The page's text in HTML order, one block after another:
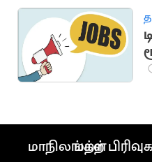
மாநிலங்கள்
மற்ற